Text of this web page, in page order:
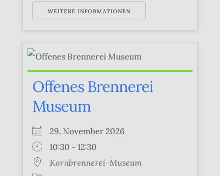
WEITERE INFORMATIONEN
Offenes Brennerei
Museum
29. November 2026
10:30 - 12:30
Kornbrennerei-Museum